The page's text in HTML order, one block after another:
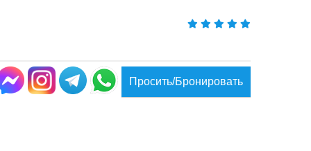
Просить/Бронировать